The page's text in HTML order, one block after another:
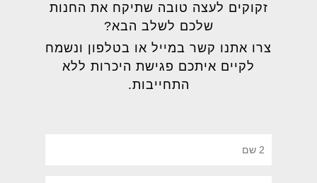
זקוקים לעצה טובה שתיקח את החנות
שלכם לשלב הבא?
צרו אתנו קשר במייל או בטלפון ונשמח
לקיים איתכם פגישת היכרות ללא
התחייבות.